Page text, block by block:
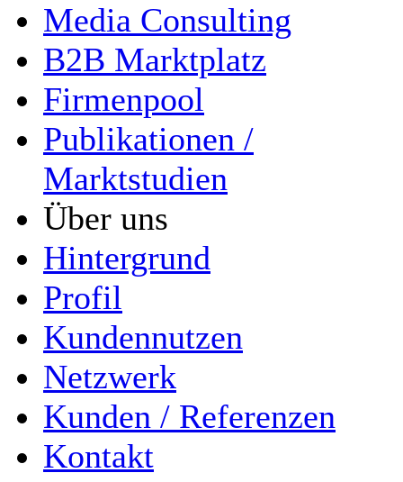
Media Consulting
B2B Marktplatz
Firmenpool
Publikationen /
Marktstudien
Über uns
Hintergrund
Profil
Kundennutzen
Netzwerk
Kunden / Referenzen
Kontakt